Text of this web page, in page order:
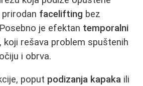
facelifting bez
je efektan temporalni
koji rešava problem spuštenih
i obrva.
poput podizanja kapaka ili